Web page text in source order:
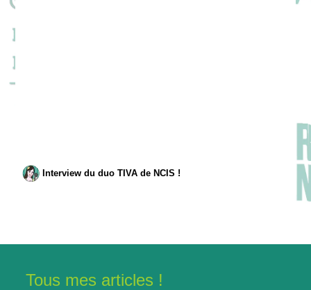
Interview du duo TIVA de NCIS !
Tous mes articles !